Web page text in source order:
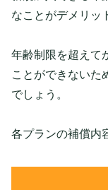
なことがデメリッ
年齢制限を超えて
ことができないた
でしょう。
各プランの補償内